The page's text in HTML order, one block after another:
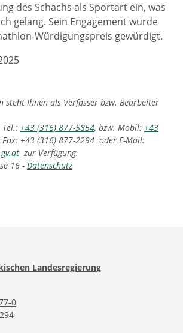
des Schachs als Sportart ein, was
gelang. Sein Engagement wurde
Würdigungspreis gewürdigt.
steht Ihnen als Verfasser bzw. Bearbeiter
+43 (316) 877-5854, bzw. Mobil: +43
Fax: +43 (316) 877-2294 oder E-Mail:
zur Verfügung.
16 - Datenschutz
Landesregierung
0